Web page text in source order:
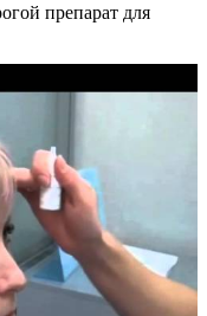
препарат для